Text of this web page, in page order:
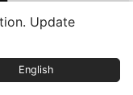
Update
English